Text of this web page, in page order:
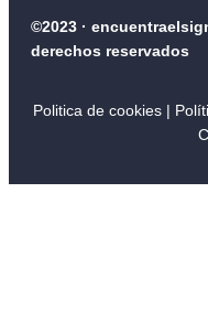
©2023 ·
derechos reservados
Politica de cookies |